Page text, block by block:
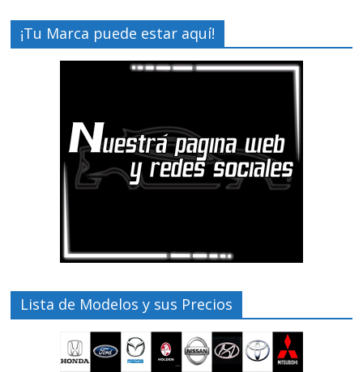
¡Tu Marca puede estar aquí!
Lista de Modelos y sus Precios